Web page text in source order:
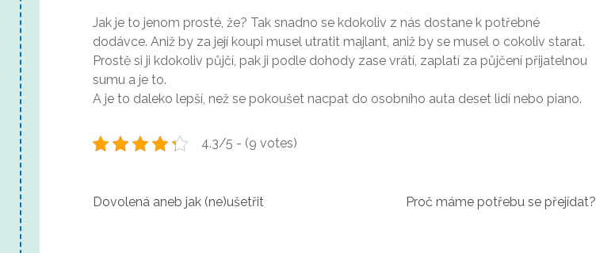
Jak je to jenom prosté, že? Tak snadno se kdokoliv z nás dostane k potřebné
dodávce. Aniž by za její koupi musel utratit majlant, aniž by se musel o cokoliv starat.
Prostě si ji kdokoliv půjčí, pak ji podle dohody zase vrátí, zaplatí za půjčení přijatelnou
sumu a je to.
A je to daleko lepší, než se pokoušet nacpat do osobního auta deset lidí nebo piano.
4.3/5 - (9 votes)
N
Dovolená aneb jak (ne)ušetřit Proč máme potřebu se přejídat?